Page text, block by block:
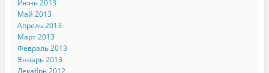
Июнь 2013
Май 2013
Апрель 2013
Март 2013
Февраль 2013
Январь 2013
Декабрь 2012